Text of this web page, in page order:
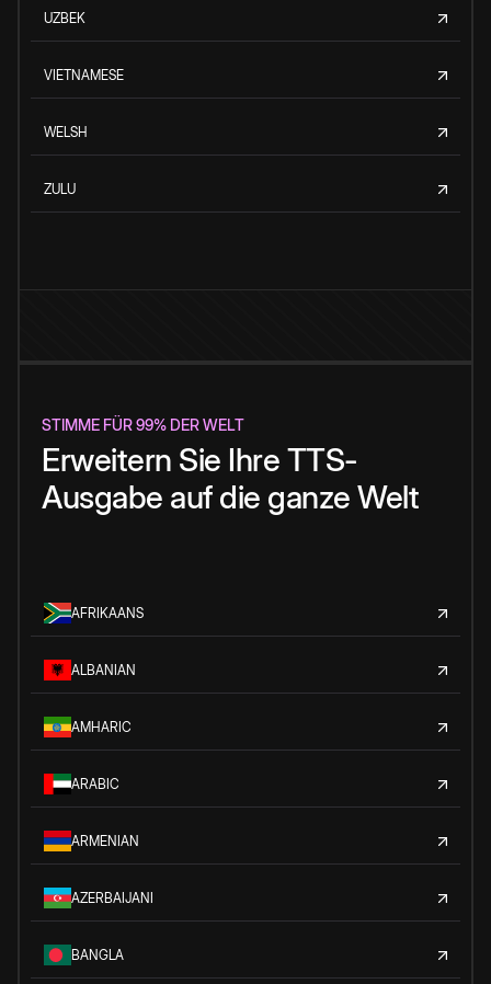
UZBEK
VIETNAMESE
WELSH
ZULU
STIMME FÜR 99% DER WELT
Erweitern Sie Ihre TTS-
Ausgabe auf die ganze Welt
AFRIKAANS
ALBANIAN
AMHARIC
ARABIC
ARMENIAN
AZERBAIJANI
BANGLA